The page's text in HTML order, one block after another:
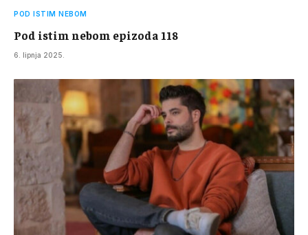
POD ISTIM NEBOM
Pod istim nebom epizoda 118
6. lipnja 2025.